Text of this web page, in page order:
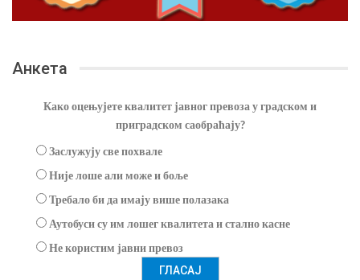
Анкета
Како оцењујете квалитет јавног превоза у градском и
приградском саобраћају?
Заслужују све похвале
Није лоше али може и боље
Требало би да имају више полазака
Аутобуси су им лошег квалитета и стално касне
Не користим јавни превоз